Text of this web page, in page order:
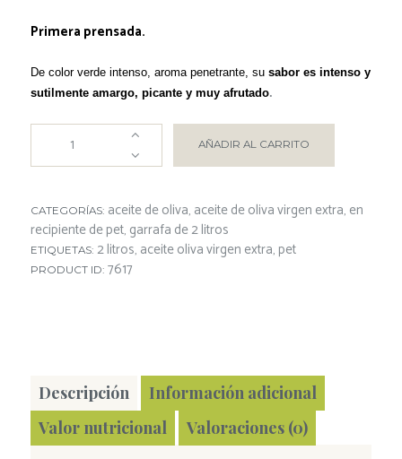
Primera prensada.
De color verde intenso, aroma penetrante, su sabor es intenso y
sutilmente amargo, picante y muy afrutado.
AÑADIR AL CARRITO
CATEGORÍAS: aceite de oliva, aceite de oliva virgen extra, en
recipiente de pet, garrafa de 2 litros
ETIQUETAS: 2 litros, aceite oliva virgen extra, pet
PRODUCT ID: 7617
Descripción
Información adicional
Valor nutricional
Valoraciones (0)